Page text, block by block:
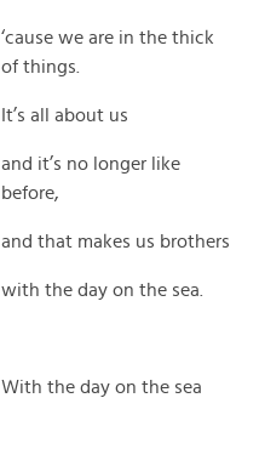
‘cause we are in the thick
of things.
It’s all about us
and it’s no longer like
before,
and that makes us brothers
with the day on the sea.
With the day on the sea